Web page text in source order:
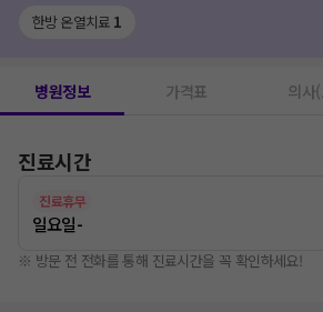
한방 온열치료 1
병원정보 가격표 의사
진료시간
진료휴무
일요일-
※ 방문 전 전화를 통해 진료시간을 꼭 확인하세요!